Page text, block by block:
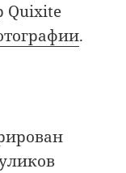
Quixite
.